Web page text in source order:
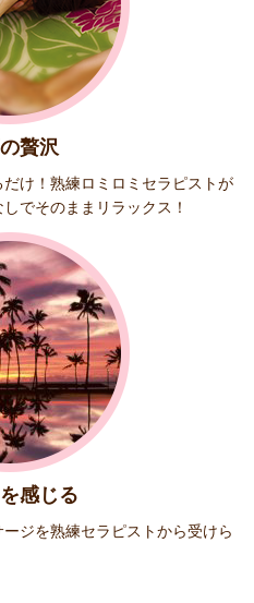
贅沢
け！熟練ロミロミセラピストが
でそのままリラックス！
感じる
ジを熟練セラピストから受けら